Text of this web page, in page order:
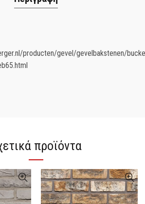
producten/gevel/gevelbakstenen/
προϊόντα